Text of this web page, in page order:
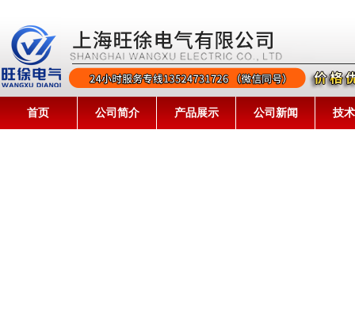
首页 公司简介 产品展示 公司新闻 技